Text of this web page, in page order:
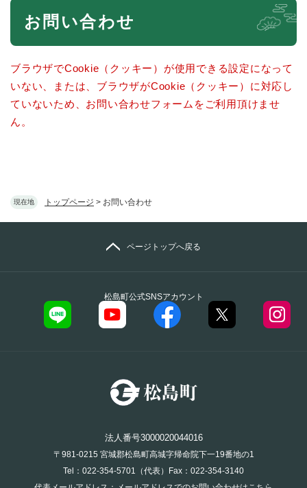
現在地 トップページ > お問い合わせ
本
お問い合わせ
ブラウザでCookie（クッキー）が使用できる設定になって
いない、または、ブラウザがCookie（クッキー）に対応し
ていないため、お問い合わせフォームをご利用頂けませ
ん。
松島町公式SNSアカウント
ページトップへ戻る
法人番号3000020044016
〒981-0215 宮城郡松島町高城字帰命院下一19番地の1
Tel：022-354-5701（代表）Fax：022-354-3140